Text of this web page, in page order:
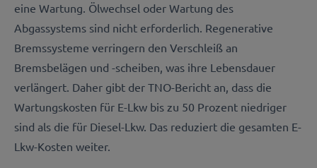
eine Wartung. Ölwechsel oder Wartung des
Abgassystems sind nicht erforderlich. Regenerative
Bremssysteme verringern den Verschleiß an
Bremsbelägen und -scheiben, was ihre Lebensdauer
verlängert. Daher gibt der TNO-Bericht an, dass die
Wartungskosten für E-Lkw bis zu 50 Prozent niedriger
sind als die für Diesel-Lkw. Das reduziert die gesamten E-
Lkw-Kosten weiter.